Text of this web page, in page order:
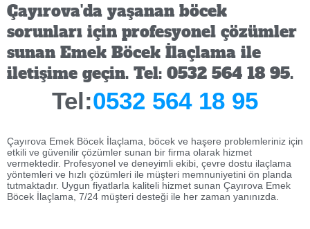
Çayırova'da yaşanan böcek
sorunları için profesyonel çözümler
sunan Emek Böcek İlaçlama ile
iletişime geçin. Tel: 0532 564 18 95.
Tel:0532 564 18 95
Çayırova Emek Böcek İlaçlama, böcek ve haşere problemleriniz için
etkili ve güvenilir çözümler sunan bir firma olarak hizmet
vermektedir. Profesyonel ve deneyimli ekibi, çevre dostu ilaçlama
yöntemleri ve hızlı çözümleri ile müşteri memnuniyetini ön planda
tutmaktadır. Uygun fiyatlarla kaliteli hizmet sunan Çayırova Emek
Böcek İlaçlama, 7/24 müşteri desteği ile her zaman yanınızda.